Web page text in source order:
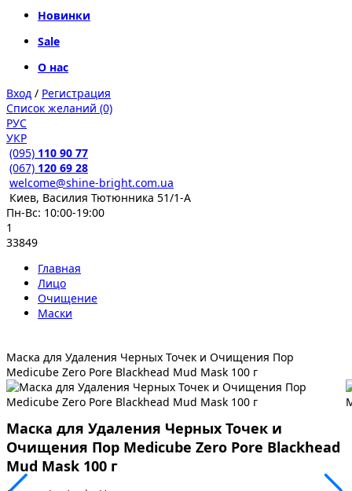
Новинки
Sale
О нас
Вход / Регистрация
Список желаний (0)
РУС
УКР
(095) 110 90 77
(067) 120 69 28
welcome@shine-bright.com.ua
Киев, Василия Тютюнника 51/1-А
Пн-Вс: 10:00-19:00
1
33849
Главная
Лицо
Очищение
Маски
Маска для Удаления Черных Точек и Очищения Пор
Medicube Zero Pore Blackhead Mud Mask 100 г
Маска для Удаления Черных Точек и
Очищения Пор Medicube Zero Pore Blackhead
Mud Mask 100 г